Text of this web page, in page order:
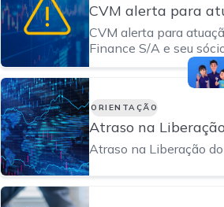
CVM alerta para
BBN Finance S/A e
CVM alerta para
Finance S/A e seu
ORIENTAÇÃO
Atraso na
Atraso na Liberação